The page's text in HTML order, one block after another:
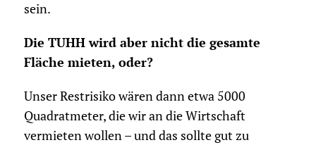
sein.
Die TUHH wird aber nicht die gesamte
Fläche mieten, oder?
Unser Restrisiko wären dann etwa 5000
Quadratmeter, die wir an die Wirtschaft
vermieten wollen – und das sollte gut zu